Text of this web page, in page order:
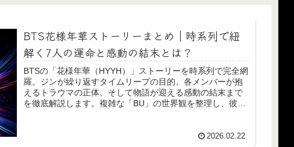
BTS花様年華ストーリーまとめ｜時系列で紐
解く7人の運命と感動の結末とは？
BTSの「花様年華（HYYH）」ストーリーを時系列で完全網
羅。ジンが繰り返すタイムリープの目的、各メンバーが抱
えるトラウマの正体、そして物語が迎える感動の結末まで
を徹底解説します。複雑な「BU」の世界観を整理し、彼ら
2026.02.22